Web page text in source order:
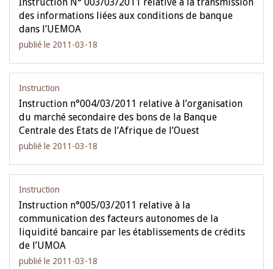
des informations liées aux conditions de banque
dans l’UEMOA
publié le 2011-03-18
Instruction
Instruction n°004/03/2011 relative à l’organisation
du marché secondaire des bons de la Banque
Centrale des Etats de l’Afrique de l’Ouest
publié le 2011-03-18
Instruction
Instruction n°005/03/2011 relative à la
communication des facteurs autonomes de la
liquidité bancaire par les établissements de crédits
de l’UMOA
publié le 2011-03-18